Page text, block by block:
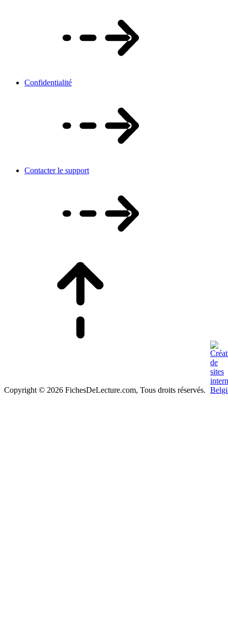
Confidentialité
Contacter le support
Copyright © 2026 FichesDeLecture.com, Tous droits réservés.